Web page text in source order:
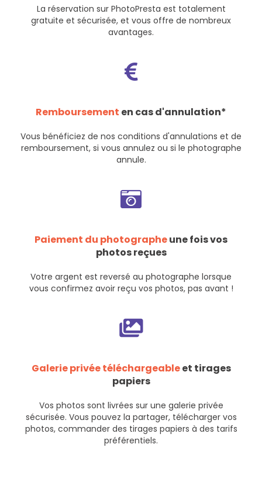
La réservation sur PhotoPresta est totalement
gratuite et sécurisée, et vous offre de nombreux
avantages.
Remboursement en cas d'annulation*
Vous bénéficiez de nos conditions d'annulations et de
remboursement, si vous annulez ou si le photographe
annule.
Paiement du photographeune fois vos
photos reçues
Votre argent est reversé au photographe lorsque
vous confirmez avoir reçu vos photos, pas avant !
Galerie privée téléchargeableet tirages
papiers
Vos photos sont livrées sur une galerie privée
sécurisée. Vous pouvez la partager, télécharger vos
photos, commander des tirages papiers à des tarifs
préférentiels.